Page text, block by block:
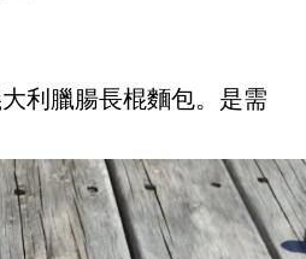
利臘腸長棍麵包。是需